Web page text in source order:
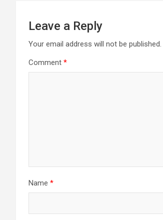
Leave a Reply
Your email address will not be published.
Comment *
Name *